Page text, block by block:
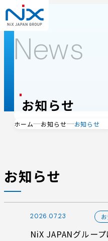
JapanNews
お知らせ
ホーム お知らせ お知らせ
お知らせ
2026.07.23
NiX JAPANグルー